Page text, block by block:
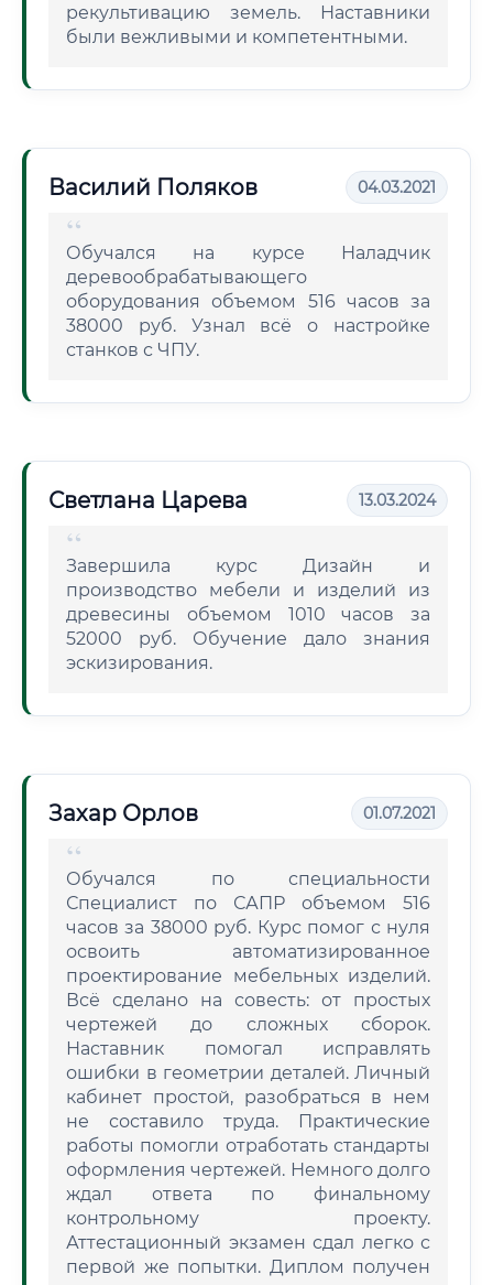
рекультивацию земель. Наставники
были вежливыми и компетентными.
Василий Поляков 04.03.2021
Обучался на курсе Наладчик
деревообрабатывающего
оборудования объемом 516 часов за
38000 руб. Узнал всё о настройке
станков с ЧПУ.
Светлана Царева 13.03.2024
Завершила курс Дизайн и
производство мебели и изделий из
древесины объемом 1010 часов за
52000 руб. Обучение дало знания
эскизирования.
Захар Орлов 01.07.2021
Обучался по специальности
Специалист по САПР объемом 516
часов за 38000 руб. Курс помог с нуля
освоить автоматизированное
проектирование мебельных изделий.
Всё сделано на совесть: от простых
чертежей до сложных сборок.
Наставник помогал исправлять
ошибки в геометрии деталей. Личный
кабинет простой, разобраться в нем
не составило труда. Практические
работы помогли отработать стандарты
оформления чертежей. Немного долго
ждал ответа по финальному
контрольному проекту.
Аттестационный экзамен сдал легко с
первой же попытки. Диплом получен